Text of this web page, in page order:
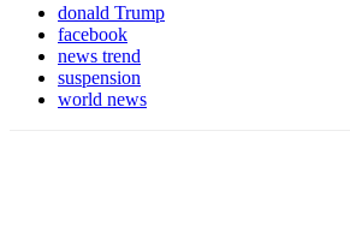
donald Trump
facebook
news trend
suspension
world news